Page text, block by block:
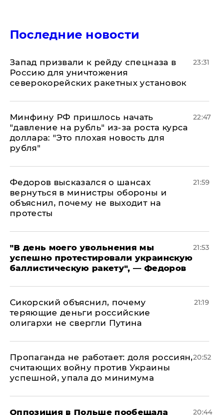
Последние новости
Запад призвали к рейду спецназа в
Россию для уничтожения
северокорейских ракетных установок
23:31
Минфину РФ пришлось начать
"давление на рубль" из-за роста курса
доллара: "Это плохая новость для
рубля"
22:47
Федоров высказался о шансах
вернуться в министры обороны и
объяснил, почему не выходит на
протесты
21:59
​"В день моего увольнения мы
успешно протестировали украинскую
баллистическую ракету", — Федоров
21:53
Сикорский объяснил, почему
теряющие деньги российские
олигархи не свергли Путина
21:19
​Пропаганда не работает: доля россиян,
считающих войну против Украины
успешной, упала до минимума
20:52
Оппозиция в Польше пообещала 20:44